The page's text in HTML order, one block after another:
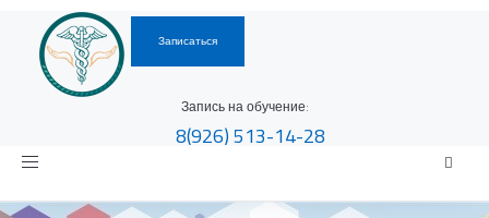
Записаться
Запись на обучение:
8(926)513-14-28
Toggle